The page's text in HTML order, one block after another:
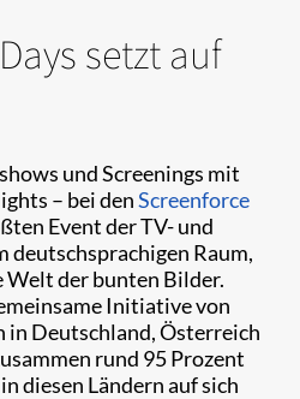
setzt auf
und Screenings mit
– bei denScreenforce
Event der TV- und
deutschsprachigen Raum,
Welt der bunten Bilder.
Initiative von
Deutschland, Österreich
rund 95 Prozent
diesen Ländern auf sich